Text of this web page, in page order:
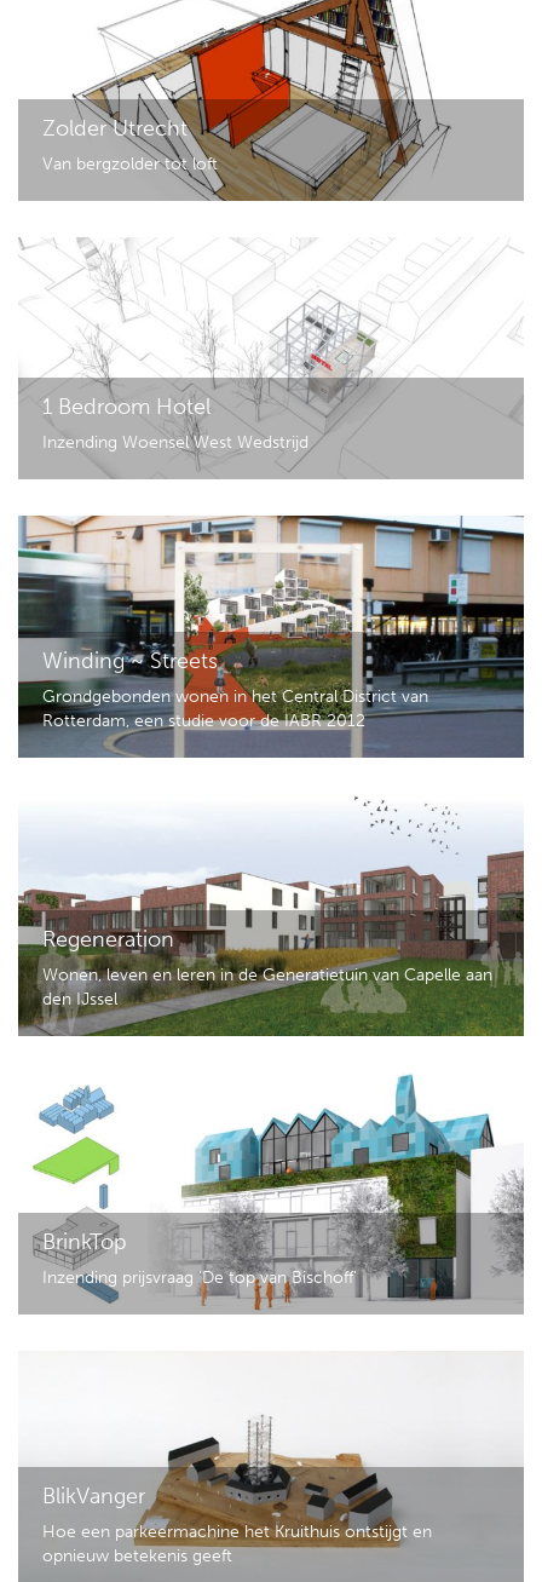
Zolder Utrecht
Van bergzolder tot loft
1 Bedroom Hotel
Inzending Woensel West Wedstrijd
Winding ~ Streets
Grondgebonden wonen in het Central District van
Rotterdam, een studie voor de IABR 2012
Regeneration
Wonen, leven en leren in de Generatietuin van Capelle aan
den IJssel
BrinkTop
Inzending prijsvraag 'De top van Bischoff'
BlikVanger
Hoe een parkeermachine het Kruithuis ontstijgt en
opnieuw betekenis geeft